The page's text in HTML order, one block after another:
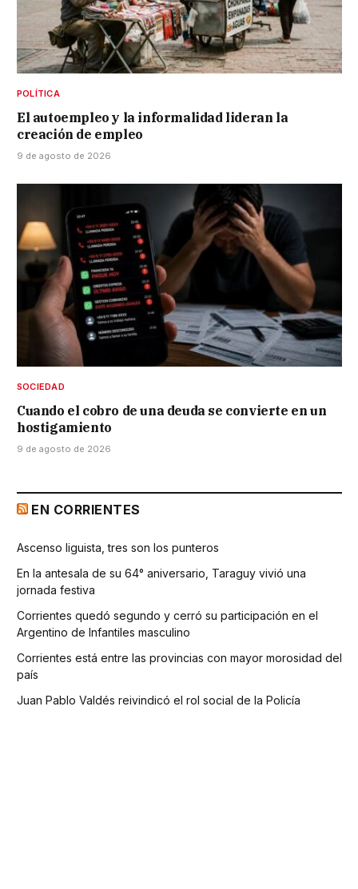
POLÍTICA
El autoempleo y la informalidad lideran la
creación de empleo
9 de agosto de 2026
SOCIEDAD
Cuando el cobro de una deuda se convierte en un
hostigamiento
9 de agosto de 2026
EN CORRIENTES
Ascenso liguista, tres son los punteros
En la antesala de su 64° aniversario, Taraguy vivió una
jornada festiva
Corrientes quedó segundo y cerró su participación en el
Argentino de Infantiles masculino
Corrientes está entre las provincias con mayor morosidad del
país
Juan Pablo Valdés reivindicó el rol social de la Policía